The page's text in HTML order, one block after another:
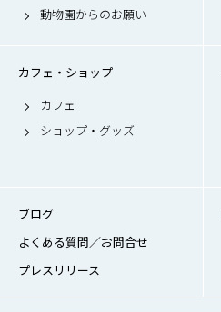
動物園からのお願い
カフェ・ショップ
カフェ
ショップ・グッズ
ブログ
よくある質問／お問合せ
プレスリリース